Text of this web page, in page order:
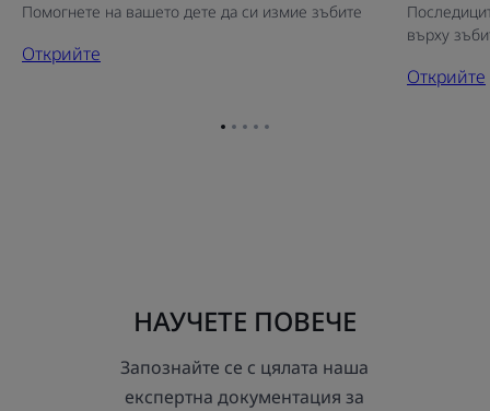
Помогнете на вашето дете да си измие зъбите
Открийте
върху
Открийте
Отидете
Отидете
Отидете
Отидете
Отидете
НАУЧЕТЕ ПОВЕЧЕ
Запознайте се с цялата наша
експертна документация за